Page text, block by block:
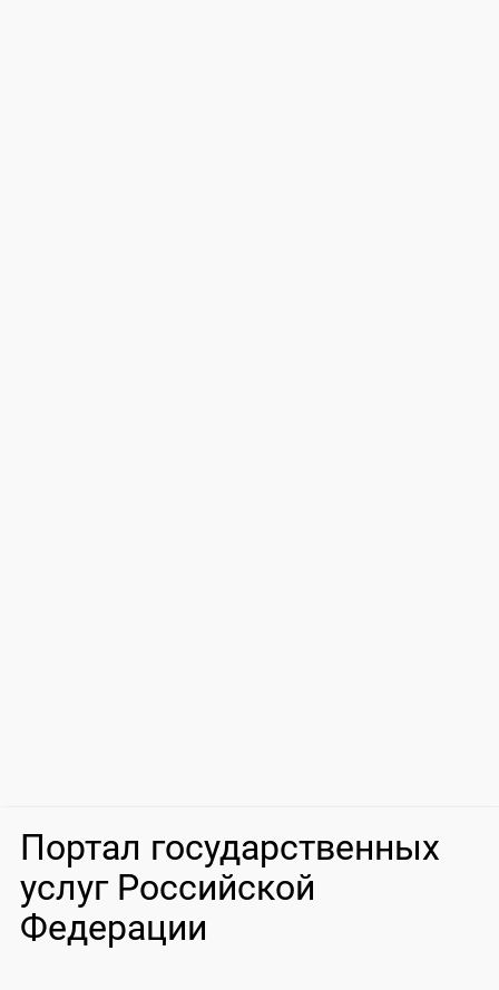
Портал государственных
услуг Российской
Федерации